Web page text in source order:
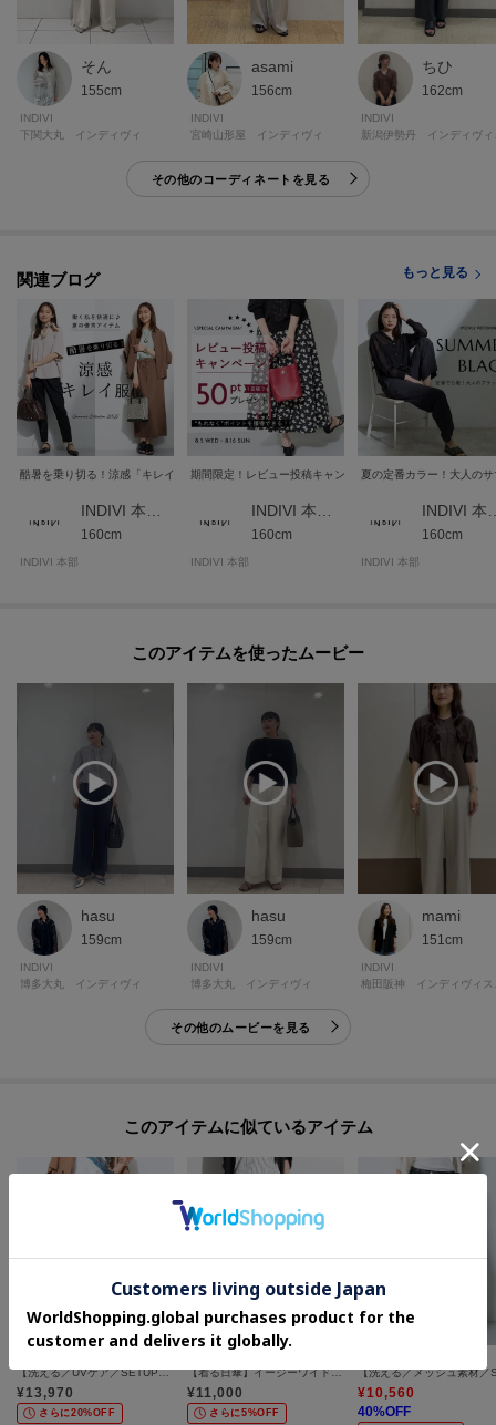
そん
155cm
INDIVI
下関大丸 インディヴィ
asami
156cm
INDIVI
宮崎山形屋 インディヴィ
ちひ
162cm
INDIVI
新
その他のコーディネートを見る
関連ブログ もっと見る
酷暑を乗り切る！涼感「キレイ服」
160cm
INDIVI 本部
期間限定！レビュー投稿キャンペーン★
160cm
INDIVI 本部
夏の定番カラー！大人の
160cm
INDIVI 本部
このアイテムを使ったムービー
hasu
159cm
INDIVI
博多大丸 インディヴィ
hasu
159cm
INDIVI
博多大丸 インディヴィ
mami
151cm
INDIVI
その他のムービーを見る
このアイテムに似ているアイテム
【洗える／UVケア／SETUP可】着る日傘ワイドパンツ
¥13,970
さらに20%OFF
【着る日傘】イージーワイドパンツ
¥11,000
さらに5%OFF
¥10,560
40%OFF